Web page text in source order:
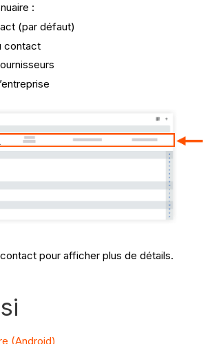
:
(par défaut)
contact
pour afficher plus de détails.
(Android)